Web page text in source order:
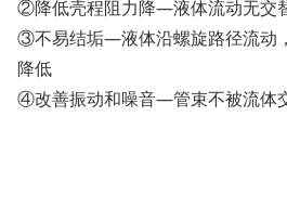
②降低壳程阻力降—液体流动无交
③不易结垢—液体沿螺旋路径流动
降低
④改善振动和噪音—管束不被流体